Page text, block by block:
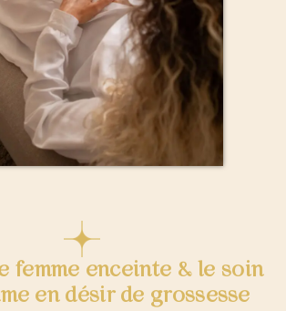
femme enceinte & le soin
en désir de grossesse